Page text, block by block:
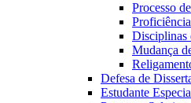
Processo
Disciplinas
Mudança
Defesa de
Estudante